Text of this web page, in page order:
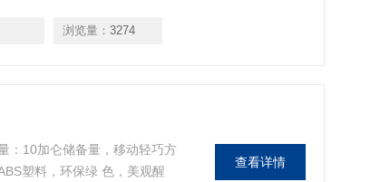
浏览量： 3274
：10加仑储备量，移动轻巧方
塑料，环保绿 色，美观醒
查看详情